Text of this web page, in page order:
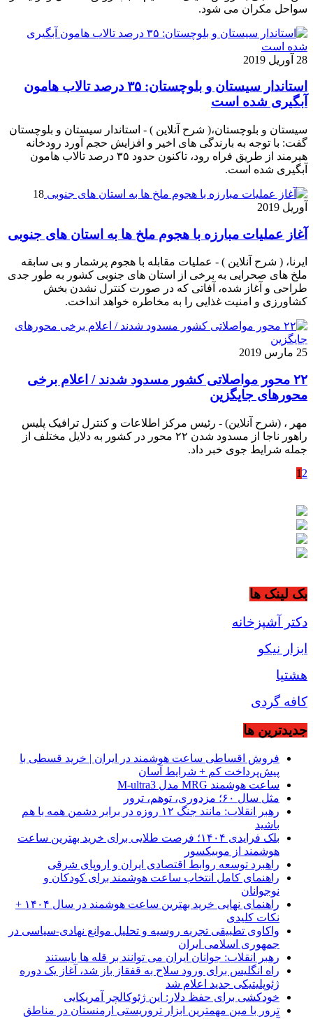
سواحل مکران می شود.
28 آوریل 2019
استاندار سیستان و بلوچستان: ۳۵ درصد تالاب هامون
آبگیری شده است
سیستان و بلوچستان،( شرح آنلاین ) - استاندار سیستان و بلوچستان
گفت: با توجه به بارندگی های اخیر و افزایش حجم آورد رودخانه
هیرمند از طریق فراه رود، تاکنون حدود ۳۵ درصد تالاب هامون
آبگیری شده است.
18
آوریل 2019
آغاز عملیات مبارزه با هجوم ملخ ها به استان های جنوبی
ایرنا، ( شرح آنلاین ) - عملیات مقابله با هجوم پرشمار و بی سابقه
ملخ های صحرایی به برخی از استان های جنوبی کشور به طور جدی
طراحی و آغاز شده، آفاتی که در صورت کنترل نشدن بخش
کشاورزی و امنیت غذایی را به مخاطره خواهد انداخت.
25 مارس 2019
۲۲ محور مواصلاتی کشور مسدود شدند / اعلام برخی
محورهای جایگزین
مهر ، (شرح آنلاین) - رئیس مرکز اطلاعات و کنترل ترافیک پلیس
راهور ناجا از مسدود شدن ۲۲ محور در کشور به دلایل مختلف از
جمله شرایط جوی خبر داد.
1 2
بک لینک ها
دکتر آشپزخانه
ابزار نیکو
هشتیا
کافه گردی
جديدترين ها
فروش اقساطی ساعت هوشمند در ایران | خرید قسطی با
پیش‌پرداخت کم + شرایط آسان
ساعت هوشمند MRG مدل M-ultra3
مثل سال ۶۰؛ مزدوری، توهم، ترور
رهبر انقلاب: مانند جنگ ۱۲ روزه در برابر دشمن همه با هم
باشید
بلک فرایدی ۱۴۰۴؛ فرصت طلایی برای خرید بهترین ساعت
هوشمند از موبیکسور
راهبرد توسعه روابط اقتصادی ایران و اروپای شرقی
راهنمای کامل انتخاب ساعت هوشمند برای کودکان و
نوجوانان
راهنمای نهایی خرید بهترین ساعت هوشمند در سال ۱۴۰۴ +
نکات کلیدی
واکاوی تطبیقی تجربه روسیه و تحلیل موانع نهادی-سیاسی در
جمهوری اسلامی ایران
رهبر انقلاب: جوانان ایران می توانند بر قله ها بایستند
راه انگلیس برای ورود سلاح به قفقاز باز شد، آغاز یک دوره
ژئوپلیتیکی جدید اعلام شد
خودکشی برای حفظ دلار: این ژئوکالچر آمریکایی
ترور با مین مهمترین ابزار تروریستی ارمنستان در مناطق